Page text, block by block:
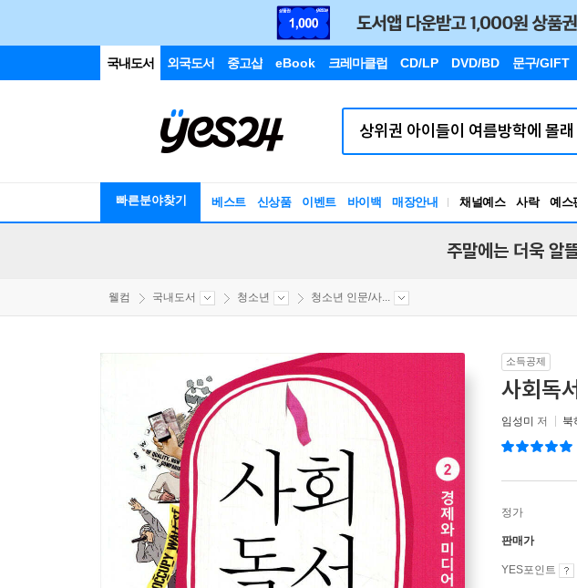
국내도서 외국도서 중고샵 eBook 크레마클럽 CD/LP DVD/BD 문구/GIFT
빠른분야찾기 베스트 신상품 이벤트 바이백 매장안내 채널예스 사락 예스
주말에는 더욱 알
웰컴 국내도서 청소년 청소년 인문/사...
소득공제
사회독
임성미 저 북
정가
판매가
YES포인트